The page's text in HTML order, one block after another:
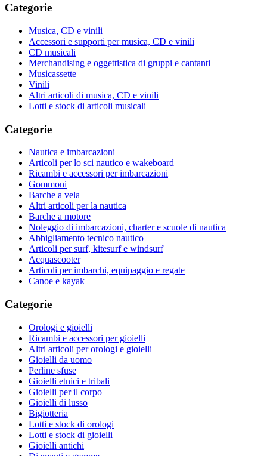
Categorie
Musica, CD e vinili
Accessori e supporti per musica, CD e vinili
CD musicali
Merchandising e oggettistica di gruppi e cantanti
Musicassette
Vinili
Altri articoli di musica, CD e vinili
Lotti e stock di articoli musicali
Categorie
Nautica e imbarcazioni
Articoli per lo sci nautico e wakeboard
Ricambi e accessori per imbarcazioni
Gommoni
Barche a vela
Altri articoli per la nautica
Barche a motore
Noleggio di imbarcazioni, charter e scuole di nautica
Abbigliamento tecnico nautico
Articoli per surf, kitesurf e windsurf
Acquascooter
Articoli per imbarchi, equipaggio e regate
Canoe e kayak
Categorie
Orologi e gioielli
Ricambi e accessori per gioielli
Altri articoli per orologi e gioielli
Gioielli da uomo
Perline sfuse
Gioielli etnici e tribali
Gioielli per il corpo
Gioielli di lusso
Bigiotteria
Lotti e stock di orologi
Lotti e stock di gioielli
Gioielli antichi